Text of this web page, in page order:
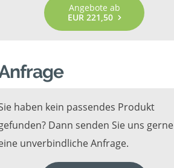
Angebote ab
EUR 221,50
haben kein passendes Produkt
Dann senden Sie uns gerne
unverbindliche Anfrage.